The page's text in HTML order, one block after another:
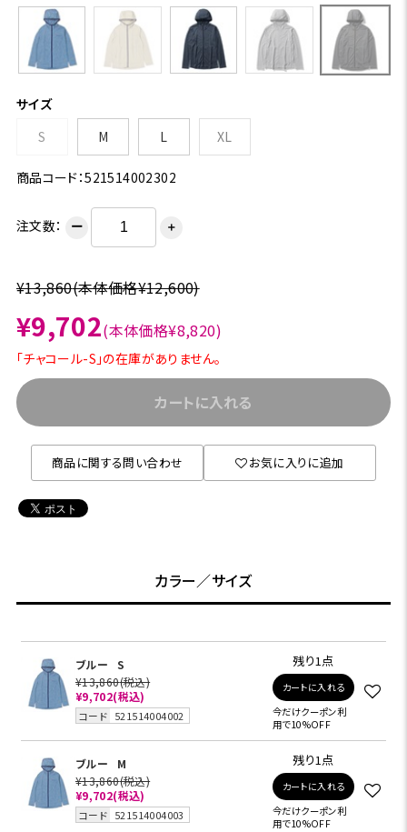
サイズ
S
M L XL
商品コード：521514002302
注文数： ー ＋
¥13,860(本体価格¥12,600)
¥9,702(本体価格¥8,820)
「チャコール-S」の在庫がありません。
カートに入れる
商品に関する問い合わせ お気に入りに追加
カラー／サイズ
ブルー
S
¥13,860(税込)
¥9,702(税込)
コード 521514004002
残り1点
カートに入れる
今だけクーポン利
用で10%OFF
ブルー
M
¥13,860(税込)
¥9,702(税込)
コード 521514004003
残り1点
カートに入れる
今だけクーポン利
用で10%OFF